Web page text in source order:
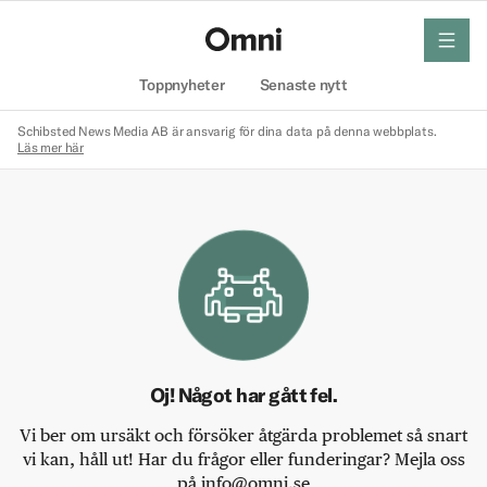
Toppnyheter Senaste nytt
meny
Schibsted News Media AB är ansvarig för dina data på denna webbplats.
Läs mer här
Oj! Något har gått fel.
Vi ber om ursäkt och försöker åtgärda problemet så snart
vi kan, håll ut! Har du frågor eller funderingar? Mejla oss